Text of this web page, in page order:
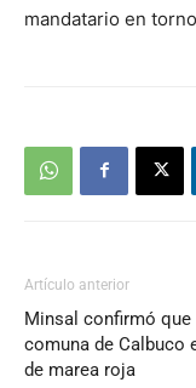
mandatario en
Artículo anterior
Minsal confirmó que
comuna de Calbuco
de marea roja